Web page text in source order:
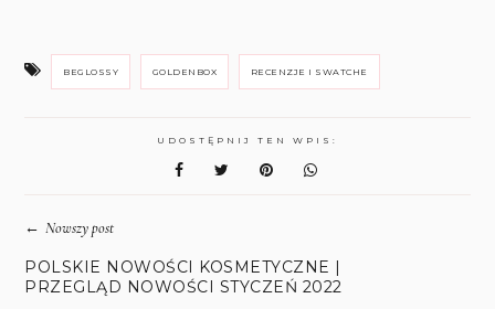
BEGLOSSY GOLDENBOX RECENZJE I SWATCHE
UDOSTĘPNIJ TEN WPIS:
←Nowszy post
POLSKIE NOWOŚCI KOSMETYCZNE |
PRZEGLĄD NOWOŚCI STYCZEŃ 2022